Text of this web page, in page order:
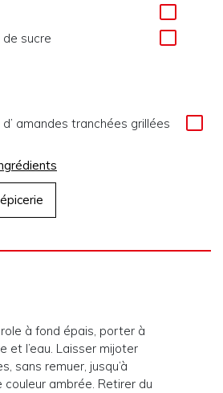
de sucre
d’ amandes tranchées grillées
à fond épais, porter à
et l’eau. Laisser mijoter
sans remuer, jusqu’à
couleur ambrée. Retirer du